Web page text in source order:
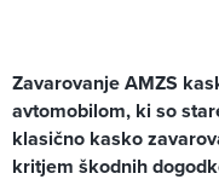
Zavarovanje AMZS
avtomobilom, ki so
klasično kasko
kritjem škodnih